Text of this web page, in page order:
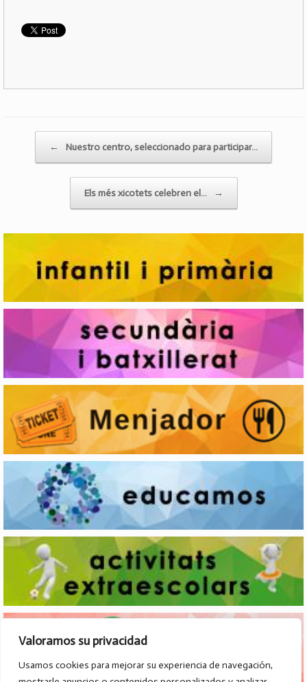
Valoramos su privacidad
Usamos cookies para mejorar su experiencia de navegación,
← Nuestro centro, seleccionado para participar…
Els més xicotets celebren el… →